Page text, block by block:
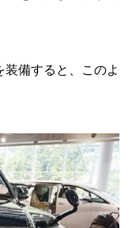
備すると、このよ